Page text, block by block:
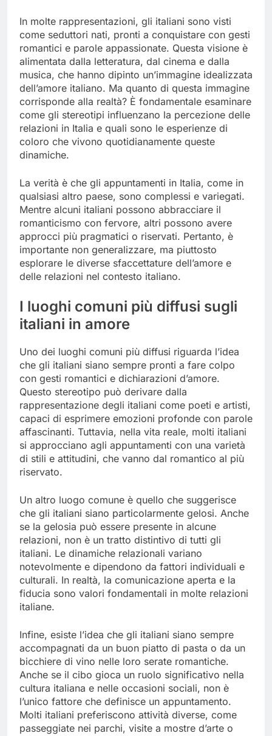
In molte rappresentazioni, gli italiani sono visti
come seduttori nati, pronti a conquistare con gesti
romantici e parole appassionate. Questa visione è
alimentata dalla letteratura, dal cinema e dalla
musica, che hanno dipinto un’immagine idealizzata
dell’amore italiano. Ma quanto di questa immagine
corrisponde alla realtà? È fondamentale esaminare
come gli stereotipi influenzano la percezione delle
relazioni in Italia e quali sono le esperienze di
coloro che vivono quotidianamente queste
dinamiche.
La verità è che gli appuntamenti in Italia, come in
qualsiasi altro paese, sono complessi e variegati.
Mentre alcuni italiani possono abbracciare il
romanticismo con fervore, altri possono avere
approcci più pragmatici o riservati. Pertanto, è
importante non generalizzare, ma piuttosto
esplorare le diverse sfaccettature dell’amore e
delle relazioni nel contesto italiano.
I luoghi comuni più diffusi sugli
italiani in amore
Uno dei luoghi comuni più diffusi riguarda l’idea
che gli italiani siano sempre pronti a fare colpo
con gesti romantici e dichiarazioni d’amore.
Questo stereotipo può derivare dalla
rappresentazione degli italiani come poeti e artisti,
capaci di esprimere emozioni profonde con parole
affascinanti. Tuttavia, nella vita reale, molti italiani
si approcciano agli appuntamenti con una varietà
di stili e attitudini, che vanno dal romantico al più
riservato.
Un altro luogo comune è quello che suggerisce
che gli italiani siano particolarmente gelosi. Anche
se la gelosia può essere presente in alcune
relazioni, non è un tratto distintivo di tutti gli
italiani. Le dinamiche relazionali variano
notevolmente e dipendono da fattori individuali e
culturali. In realtà, la comunicazione aperta e la
fiducia sono valori fondamentali in molte relazioni
italiane.
Infine, esiste l’idea che gli italiani siano sempre
accompagnati da un buon piatto di pasta o da un
bicchiere di vino nelle loro serate romantiche.
Anche se il cibo gioca un ruolo significativo nella
cultura italiana e nelle occasioni sociali, non è
l’unico fattore che definisce un appuntamento.
Molti italiani preferiscono attività diverse, come
passeggiate nei parchi, visite a mostre d’arte o